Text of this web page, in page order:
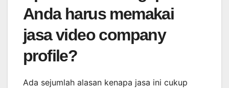
Anda harus memakai
jasa video company
profile?
Ada sejumlah alasan kenapa jasa ini cukup